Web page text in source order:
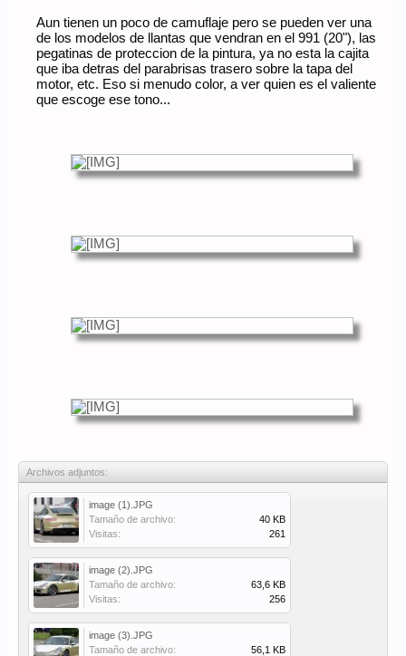
Aun tienen un poco de camuflaje pero se pueden ver una
de los modelos de llantas que vendran en el 991 (20"), las
pegatinas de proteccion de la pintura, ya no esta la cajita
que iba detras del parabrisas trasero sobre la tapa del
motor, etc. Eso si menudo color, a ver quien es el valiente
que escoge ese tono...
Archivos adjuntos:
image (1).JPG
Tamaño de archivo:
40 KB
Visitas:
261
image (2).JPG
Tamaño de archivo:
63,6 KB
Visitas:
256
image (3).JPG
Tamaño de archivo:
56,1 KB